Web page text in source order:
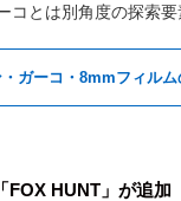
とは別角度の探索要
ガーコ・8mmフィルム
FOX HUNT」が追加